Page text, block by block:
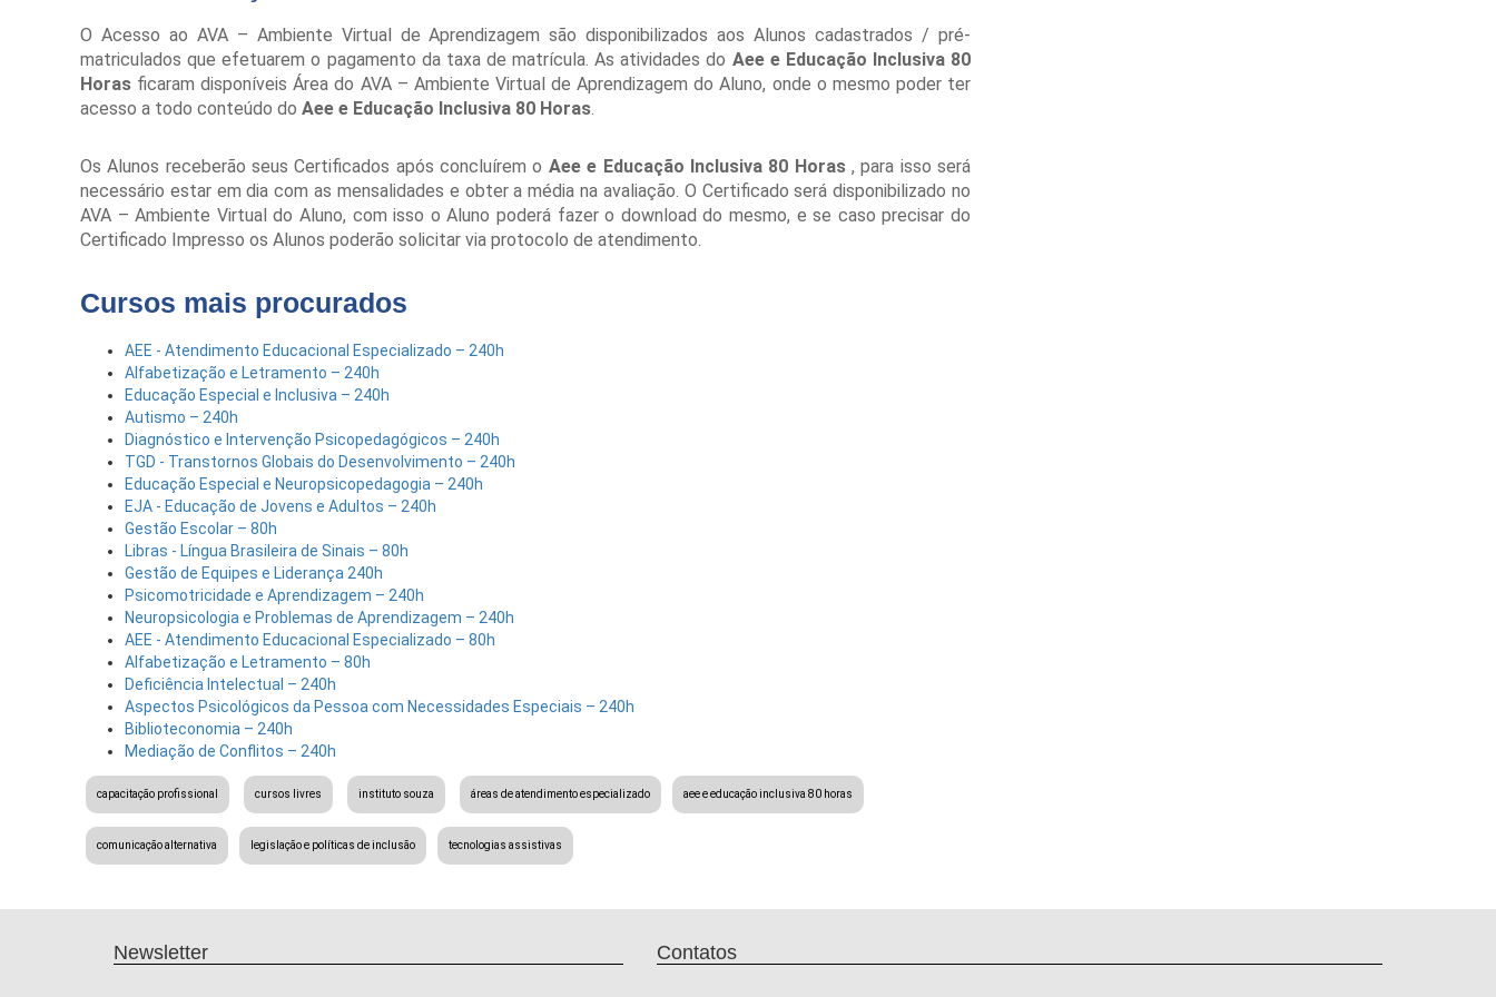
O Acesso ao AVA – Ambiente Virtual de Aprendizagem são disponibilizados aos Alunos cadastrados / pré-
matriculados que efetuarem o pagamento da taxa de matrícula. As atividades do Aee e Educação Inclusiva 80
Horas ficaram disponíveis Área do AVA – Ambiente Virtual de Aprendizagem do Aluno, onde o mesmo poder ter
acesso a todo conteúdo do Aee e Educação Inclusiva 80 Horas.
Os Alunos receberão seus Certificados após concluírem o Aee e Educação Inclusiva 80 Horas, para isso será
necessário estar em dia com as mensalidades e obter a média na avaliação. O Certificado será disponibilizado no
AVA – Ambiente Virtual do Aluno, com isso o Aluno poderá fazer o download do mesmo, e se caso precisar do
Certificado Impresso os Alunos poderão solicitar via protocolo de atendimento.
Cursos mais procurados
AEE - Atendimento Educacional Especializado – 240h
Alfabetização e Letramento – 240h
Educação Especial e Inclusiva – 240h
Autismo – 240h
Diagnóstico e Intervenção Psicopedagógicos – 240h
TGD - Transtornos Globais do Desenvolvimento – 240h
Educação Especial e Neuropsicopedagogia – 240h
EJA - Educação de Jovens e Adultos – 240h
Gestão Escolar – 80h
Libras - Língua Brasileira de Sinais – 80h
Gestão de Equipes e Liderança 240h
Psicomotricidade e Aprendizagem – 240h
Neuropsicologia e Problemas de Aprendizagem – 240h
AEE - Atendimento Educacional Especializado – 80h
Alfabetização e Letramento – 80h
Deficiência Intelectual – 240h
Aspectos Psicológicos da Pessoa com Necessidades Especiais – 240h
Biblioteconomia – 240h
Mediação de Conflitos – 240h
capacitação profissional cursos livres instituto souza áreas de atendimento especializado aee e educação inclusiva 80 horas
comunicação alternativa legislação e políticas de inclusão tecnologias assistivas
Newsletter Contatos